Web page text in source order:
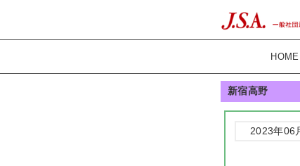
HOME
新宿高野
2023年06